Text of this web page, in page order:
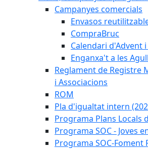
Campanyes comercials
Envasos
CompraBruc
Calendari d'Advent
Enganxa't a les
Reglament de Registre
i Associacions
ROM
Pla d'igualtat intern
Programa Plans Locals
Programa SOC - Joves
Programa SOC-Foment